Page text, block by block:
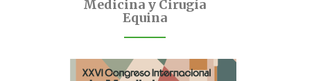
Medicina y Cirugía
Equina